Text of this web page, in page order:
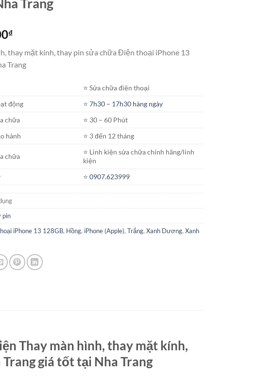
₫
thay mặt kính, thay pin sửa chữa Điện thoại iPhone 13
Trang
⭐️ Sửa chữa điện thoại
động
⭐️7h30 – 17h30 hàng ngày
chữa
⭐️ 30 – 60 Phút
hành
⭐️ 3 đến 12 tháng
chữa
⭐️ Linh kiện sửa chữa chính hãng/linh
kiện
⭐️0907.623999
pin
iPhone 13 128GB, Hồng, iPhone (Apple), Trắng, Xanh Dương, Xanh
Thay màn hình, thay mặt kính,
giá tốt tại Nha Trang